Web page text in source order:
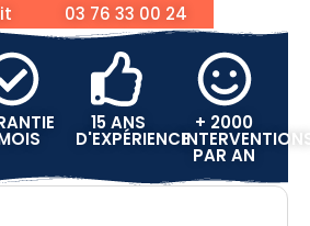
03 76 33 00 24
15 ANS
D'EXPÉRIENCE
+ 2000
PAR AN